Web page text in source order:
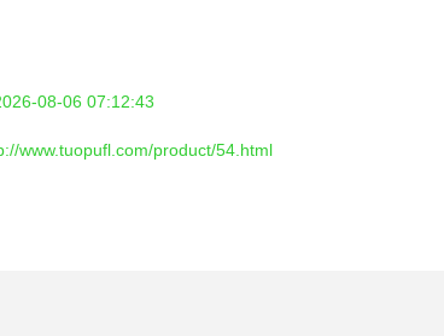
08-06 07:12:43
www.tuopufl.com/product/54.html